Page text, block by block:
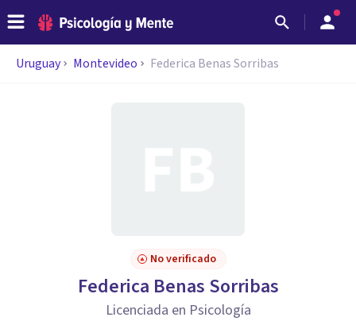
Uruguay Montevideo Federica Benas Sorribas
No verificado
Federica Benas Sorribas
Licenciada en Psicología